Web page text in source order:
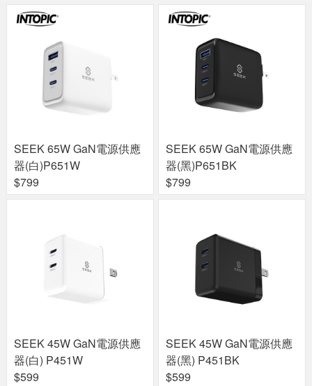
SEEK 65W GaN電源供應
器(白)P651W
$799
SEEK 65W GaN電源供應
器(黑)P651BK
$799
SEEK 45W GaN電源供應
器(白) P451W
$599
SEEK 45W GaN電源供應
器(黑) P451BK
$599